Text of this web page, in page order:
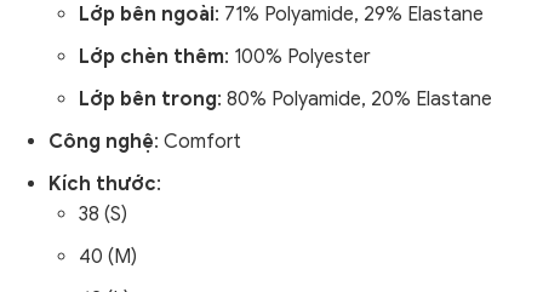
Lớp bên ngoài: 71% Polyamide, 29% Elastane
Lớp chèn thêm: 100% Polyester
Lớp bên trong: 80% Polyamide, 20% Elastane
Công nghệ: Comfort
Kích thước:
38 (S)
40 (M)